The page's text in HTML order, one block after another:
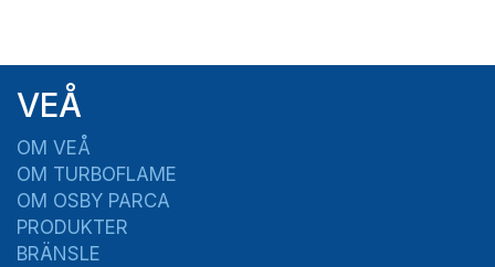
VEÅ
OM VEÅ
OM TURBOFLAME
OM OSBY PARCA
PRODUKTER
BRÄNSLE